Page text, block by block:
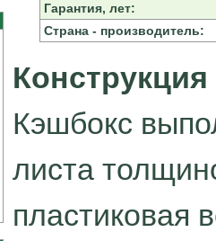
Гарантия, лет:
Страна - производитель:
Конструкция
Кэшбокс
листа
пластиковая